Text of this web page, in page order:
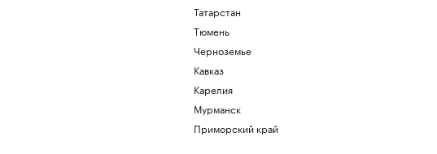
Татарстан
Тюмень
Черноземье
Кавказ
Карелия
Мурманск
Приморский край